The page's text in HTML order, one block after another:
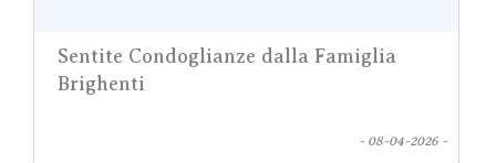
Sentite Condoglianze dalla Famiglia
Brighenti
- 08-04-2026 -